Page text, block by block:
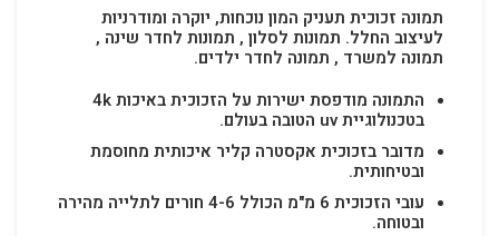
תמונה זכוכית תעניק המון נוכחות, יוקרה ומודרניות
לעיצוב החלל. תמונות לסלון , תמונות לחדר שינה ,
תמונה למשרד , תמונה לחדר ילדים.
התמונה מודפסת ישירות על הזכוכית באיכות 4k
בטכנולוגיית uv הטובה בעולם.
מדובר בזכוכית אקסטרה קליר איכותית מחוסמת
ובטיחותית.
עובי הזכוכית 6 מ"מ הכולל 4-6 חורים לתלייה מהירה
ובטוחה.